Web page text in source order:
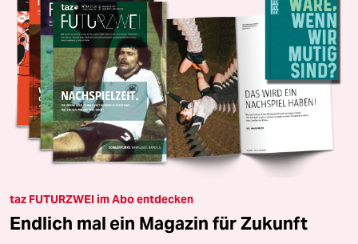
taz FUTURZWEI im Abo entdecken
Endlich mal ein Magazin für Zukunft